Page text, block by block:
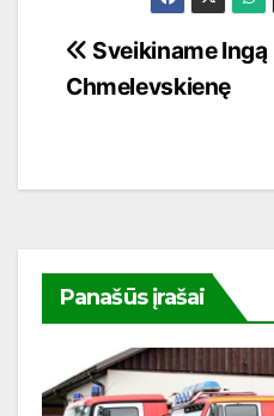
Navigacija
tarp
Sveikiname Ingą
Chmelevskienę
Panašūs įrašai